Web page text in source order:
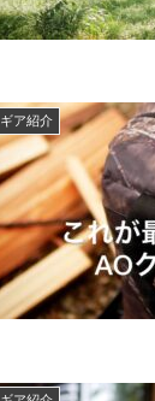
ギア紹介